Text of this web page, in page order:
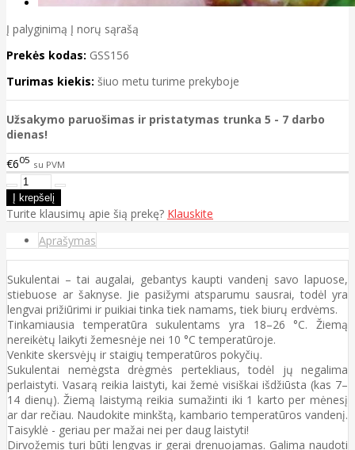
Į palyginimą Į norų sąrašą
Prekės kodas: GSS156
Turimas kiekis: šiuo metu turime prekyboje
Užsakymo paruošimas ir pristatymas trunka 5 - 7 darbo
dienas!
€605 su PVM
Turite klausimų apie šią prekę? Klauskite
Aprašymas
Sukulentai – tai augalai, gebantys kaupti vandenį savo lapuose,
stiebuose ar šaknyse. Jie pasižymi atsparumu sausrai, todėl yra
lengvai prižiūrimi ir puikiai tinka tiek namams, tiek biurų erdvėms.
Tinkamiausia temperatūra sukulentams yra 18–26 °C. Žiemą
nereikėtų laikyti žemesnėje nei 10 °C temperatūroje.
Venkite skersvėjų ir staigių temperatūros pokyčių.
Sukulentai nemėgsta drėgmės pertekliaus, todėl jų negalima
perlaistyti. Vasarą reikia laistyti, kai žemė visiškai išdžiūsta (kas 7–
14 dienų). Žiemą laistymą reikia sumažinti iki 1 karto per mėnesį
ar dar rečiau. Naudokite minkštą, kambario temperatūros vandenį.
Taisyklė - geriau per mažai nei per daug laistyti!
Dirvožemis turi būti lengvas ir gerai drenuojamas. Galima naudoti